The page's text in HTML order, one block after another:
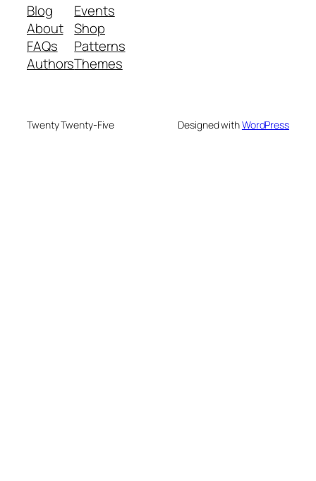
Blog
About
FAQs
Authors
Events
Shop
Patterns
Themes
Twenty Twenty-Five Designed withWordPress